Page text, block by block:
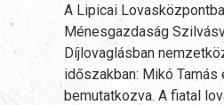
A Lipicai
Ménesgazdaság
Díjlovaglásban
időszakban: Mikó
bemutatkozva. A fiatal